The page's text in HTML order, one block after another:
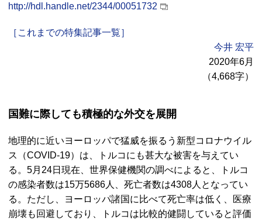
http://hdl.handle.net/2344/00051732
［これまでの特集記事一覧］
今井 宏平
2020年6月
（4,668字）
国難に際しても積極的な外交を展開
地理的に近いヨーロッパで猛威を振るう新型コロナウイル
ス（COVID-19）は、トルコにも甚大な被害を与えてい
る。5月24日現在、世界保健機関の調べによると、トルコ
の感染者数は15万5686人、死亡者数は4308人となってい
る。ただし、ヨーロッパ諸国に比べて死亡率は低く、医療
崩壊も回避しており、トルコは比較的健闘していると評価